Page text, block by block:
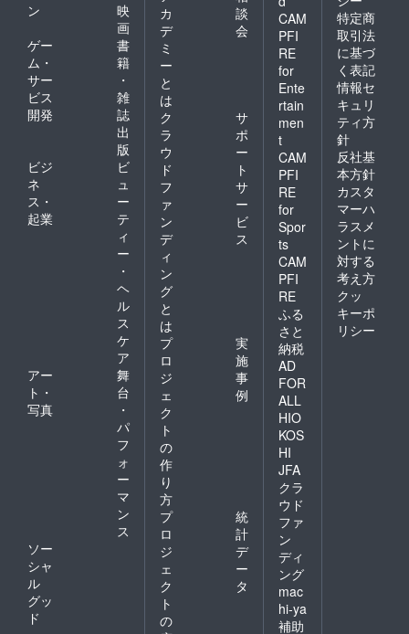
ン
映
画
ゲー
ム・
サー
ビス
開発
書
籍
・
雑
誌
出
版
ビジ
ネ
ス・
起業
ビ
ュ
ー
テ
ィ
ー
・
ヘ
ル
ス
ケ
ア
アー
ト・
写真
舞
台
・
パ
フ
ォ
ー
マ
ン
ス
ソー
シャ
ル
グッ
ド
カ
デ
ミ
ー
と
は
談
会
ク
ラ
ウ
ド
フ
ァ
ン
デ
ィ
ン
グ
と
は
サ
ポ
ー
ト
サ
ー
ビ
ス
プ
ロ
ジ
ェ
ク
ト
の
作
り
方
実
施
事
例
プ
ロ
ジ
ェ
ク
ト
の
統
計
デ
ー
タ
CAM
PFI
RE
for
Ente
rtain
men
t
CAM
PFI
RE
for
Spor
ts
CAM
PFI
RE
ふる
さと
納税
AD
FOR
ALL
HIO
KOS
HI
JFA
クラ
ウド
ファ
ン
ディ
ング
mac
hi-ya
補助
特定商
取引法
に基づ
く表記
情報セ
キュリ
ティ方
針
反社基
本方針
カスタ
マーハ
ラスメ
ントに
対する
考え方
クッ
キーポ
リシー